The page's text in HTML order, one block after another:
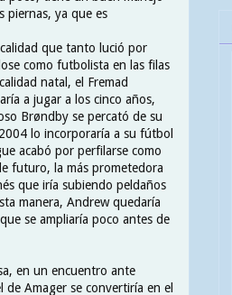
piernas, ya que es
que tanto lució por
como futbolista en las filas
natal, el Fremad
a jugar a los cinco años,
Brøndby se percató de su
lo incorporaría a su fútbol
acabó por perfilarse como
futuro, la más prometedora
que iría subiendo peldaños
manera, Andrew quedaría
se ampliaría poco antes de
en un encuentro ante
Amager se convertiría en el